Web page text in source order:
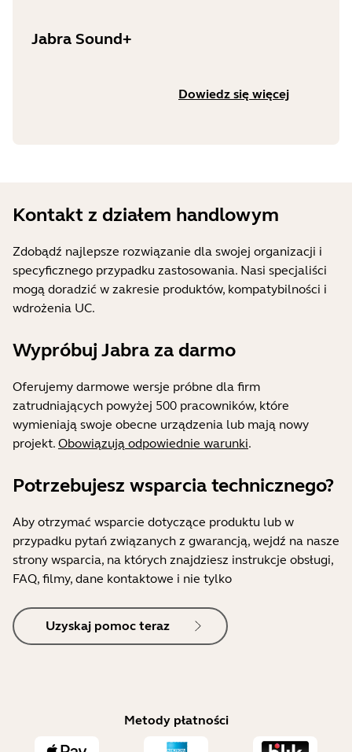
Jabra Sound+
Dowiedz się więcej
Kontakt z działem handlowym
Zdobądź najlepsze rozwiązanie dla swojej organizacji i
specyficznego przypadku zastosowania. Nasi specjaliści
mogą doradzić w zakresie produktów, kompatybilności i
wdrożenia UC.
Wypróbuj Jabra za darmo
Oferujemy darmowe wersje próbne dla firm
zatrudniających powyżej 500 pracowników, które
wymieniają swoje obecne urządzenia lub mają nowy
projekt. Obowiązują odpowiednie warunki.
Potrzebujesz wsparcia technicznego?
Aby otrzymać wsparcie dotyczące produktu lub w
przypadku pytań związanych z gwarancją, wejdź na nasze
strony wsparcia, na których znajdziesz instrukcje obsługi,
FAQ, filmy, dane kontaktowe i nie tylko
Uzyskaj pomoc teraz
Metody płatności